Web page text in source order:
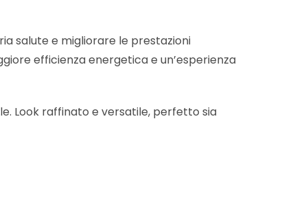
salute e migliorare le prestazioni
efficienza energetica e un’esperienza
Look raffinato e versatile, perfetto sia